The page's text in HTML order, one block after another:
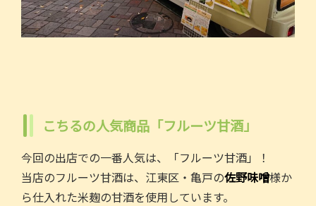
こちるの人気商品「フルーツ甘酒」
今回の出店での一番人気は、「フルーツ甘酒」！
当店のフルーツ甘酒は、江東区・亀戸の佐野味噌様か
ら仕入れた米麹の甘酒を使用しています。